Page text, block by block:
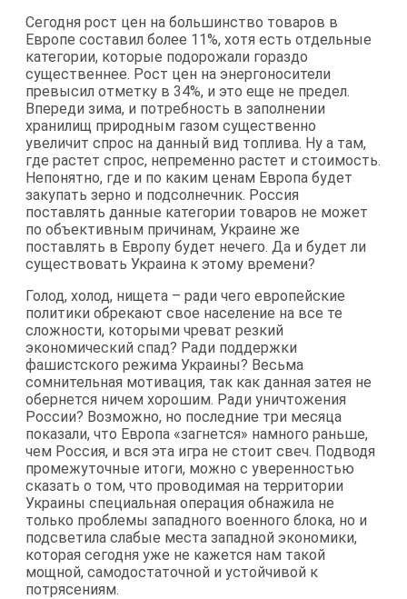
Сегодня рост цен на большинство товаров в
Европе составил более 11%, хотя есть отдельные
категории, которые подорожали гораздо
существеннее. Рост цен на энергоносители
превысил отметку в 34%, и это еще не предел.
Впереди зима, и потребность в заполнении
хранилищ природным газом существенно
увеличит спрос на данный вид топлива. Ну а там,
где растет спрос, непременно растет и стоимость.
Непонятно, где и по каким ценам Европа будет
закупать зерно и подсолнечник. Россия
поставлять данные категории товаров не может
по объективным причинам, Украине же
поставлять в Европу будет нечего. Да и будет ли
существовать Украина к этому времени?
Голод, холод, нищета – ради чего европейские
политики обрекают свое население на все те
сложности, которыми чреват резкий
экономический спад? Ради поддержки
фашистского режима Украины? Весьма
сомнительная мотивация, так как данная затея не
обернется ничем хорошим. Ради уничтожения
России? Возможно, но последние три месяца
показали, что Европа «загнется» намного раньше,
чем Россия, и вся эта игра не стоит свеч. Подводя
промежуточные итоги, можно с уверенностью
сказать о том, что проводимая на территории
Украины специальная операция обнажила не
только проблемы западного военного блока, но и
подсветила слабые места западной экономики,
которая сегодня уже не кажется нам такой
мощной, самодостаточной и устойчивой к
потрясениям.